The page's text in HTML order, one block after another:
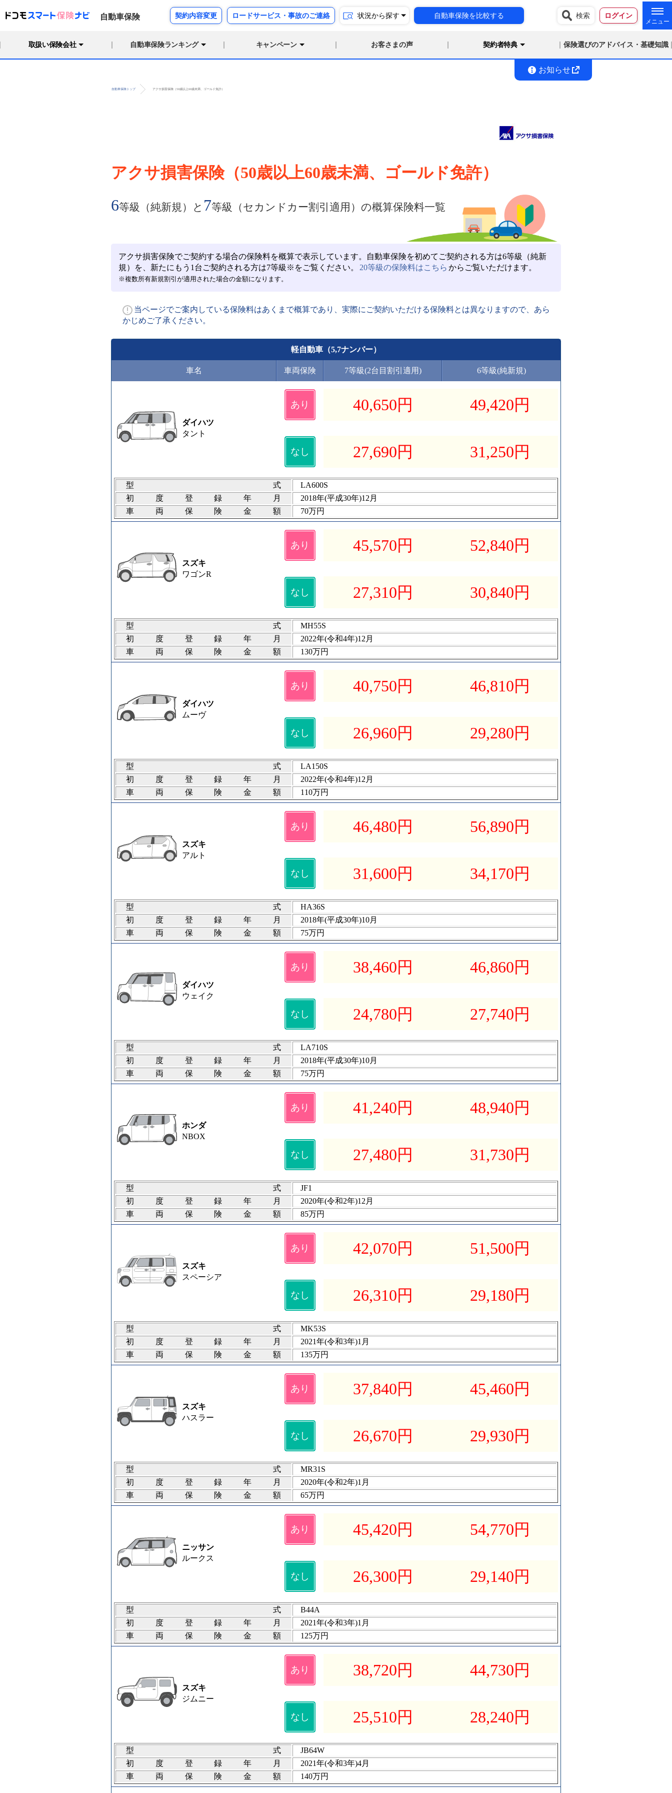
自動車保険 契約内容変更 ロードサービス・事故のご連絡 状況から探す 自動車保険を比較する 検索 ログイン
取扱い保険会社 自動車保険ランキング キャンペーン お客さまの声 契約者特典 保険選びのアドバイス・基礎知識
お知らせ
自動車保険トップ アクサ損害保険（50歳以上60歳未満、ゴールド免許）
アクサ損害保険（50歳以上60歳未満、ゴールド免許）
6等級（純新規）と 7等級（セカンドカー割引適用）の概算保険料一覧
アクサ損害保険でご契約する場合の保険料を概算で表示しています。自動車保険を初めてご契約される方は6等級（純新
規）を、新たにもう1台ご契約される方は7等級※をご覧ください。
20等級の保険料はこちら からご覧いただけます。
※複数所有新規割引が適用された場合の金額になります。
当ページでご案内している保険料はあくまで概算であり、実際にご契約いただける保険料とは異なりますので、あら
かじめご了承ください。
軽自動車（5,7ナンバー）
車名 車両保険 7等級(2台目割引適用) 6等級(純新規)
ダイハツ
タント
あり 40,650円 49,420円
なし 27,690円 31,250円
型式
LA600S
初度登録年月
2018年(平成30年)12月
車両保険金額
70万円
スズキ
ワゴンR
あり 45,570円 52,840円
なし 27,310円 30,840円
型式
MH55S
初度登録年月
2022年(令和4年)12月
車両保険金額
130万円
ダイハツ
ムーヴ
あり 40,750円 46,810円
なし 26,960円 29,280円
型式
LA150S
初度登録年月
2022年(令和4年)12月
車両保険金額
110万円
スズキ
アルト
あり 46,480円 56,890円
なし 31,600円 34,170円
型式
HA36S
初度登録年月
2018年(平成30年)10月
車両保険金額
75万円
ダイハツ
ウェイク
あり 38,460円 46,860円
なし 24,780円 27,740円
型式
LA710S
初度登録年月
2018年(平成30年)10月
車両保険金額
75万円
ホンダ
NBOX
あり 41,240円 48,940円
なし 27,480円 31,730円
型式
JF1
初度登録年月
2020年(令和2年)12月
車両保険金額
85万円
スズキ
スペーシア
あり 42,070円 51,500円
なし 26,310円 29,180円
型式
MK53S
初度登録年月
2021年(令和3年)1月
車両保険金額
135万円
スズキ
ハスラー
あり 37,840円 45,460円
なし 26,670円 29,930円
型式
MR31S
初度登録年月
2020年(令和2年)1月
車両保険金額
65万円
ニッサン
ルークス
あり 45,420円 54,770円
なし 26,300円 29,140円
型式
B44A
初度登録年月
2021年(令和3年)1月
車両保険金額
125万円
スズキ
ジムニー
あり 38,720円 44,730円
なし 25,510円 28,240円
型式
JB64W
初度登録年月
2021年(令和3年)4月
車両保険金額
140万円